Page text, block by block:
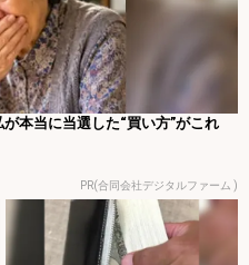
本当に当選した“買い方”がこれ
PR(合同会社デジタルファーム )